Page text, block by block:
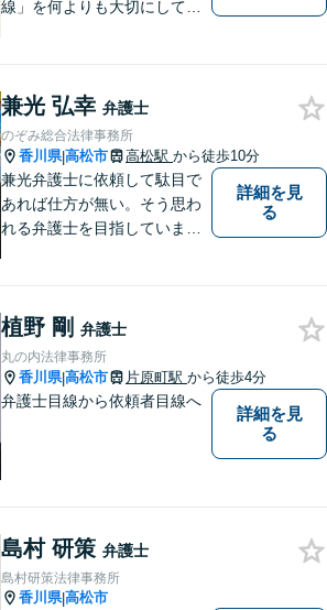
線」を何よりも大切にしてい
頂ける事件解決を目指して参
ります。【当日／夜間／休日
対応可】お気軽にご相談くだ
さい。
兼光 弘幸 弁護士
のぞみ総合法律事務所
香川県|高松市 高松駅 から徒歩10分
兼光弁護士に依頼して駄目で
あれば仕方が無い。そう思わ
れる弁護士を目指していま
詳細を見
る
植野 剛 弁護士
丸の内法律事務所
香川県|高松市 片原町駅 から徒歩4分
弁護士目線から依頼者目線へ
詳細を見
る
島村 研策 弁護士
島村研策法律事務所
香川県|高松市